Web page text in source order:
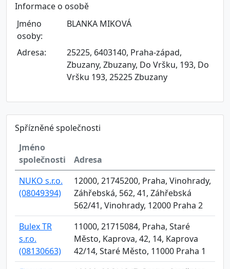
Informace o osobě
Jméno
osoby:
BLANKA MIKOVÁ
Adresa:
25225, 6403140, Praha-západ,
Zbuzany, Zbuzany, Do Vršku, 193, Do
Vršku 193, 25225 Zbuzany
Spřízněné společnosti
Jméno
společnosti
Adresa
NUKO s.r.o.
(08049394)
12000, 21745200, Praha, Vinohrady,
Záhřebská, 562, 41, Záhřebská
562/41, Vinohrady, 12000 Praha 2
Bulex TR
s.r.o.
(08130663)
11000, 21715084, Praha, Staré
Město, Kaprova, 42, 14, Kaprova
42/14, Staré Město, 11000 Praha 1